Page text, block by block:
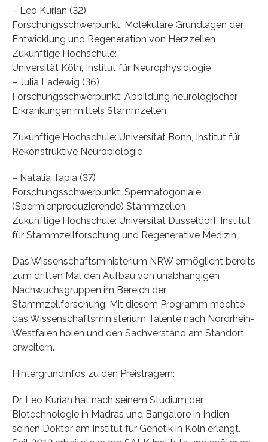
– Leo Kurian (32)
Forschungsschwerpunkt: Molekulare Grundlagen der
Entwicklung und Regeneration von Herzzellen
Zukünftige Hochschule:
Universität Köln, Institut für Neurophysiologie
– Julia Ladewig (36)
Forschungsschwerpunkt: Abbildung neurologischer
Erkrankungen mittels Stammzellen
Zukünftige Hochschule: Universität Bonn, Institut für
Rekonstruktive Neurobiologie
– Natalia Tapia (37)
Forschungsschwerpunkt: Spermatogoniale
(Spermienproduzierende) Stammzellen
Zukünftige Hochschule: Universität Düsseldorf, Institut
für Stammzellforschung und Regenerative Medizin
Das Wissenschaftsministerium NRW ermöglicht bereits
zum dritten Mal den Aufbau von unabhängigen
Nachwuchsgruppen im Bereich der
Stammzellforschung. Mit diesem Programm möchte
das Wissenschaftsministerium Talente nach Nordrhein-
Westfalen holen und den Sachverstand am Standort
erweitern.
Hintergrundinfos zu den Preisträgern:
Dr. Leo Kurian hat nach seinem Studium der
Biotechnologie in Madras und Bangalore in Indien
seinen Doktor am Institut für Genetik in Köln erlangt.